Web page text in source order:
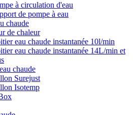
à circulation d'eau
de pompe à eau
chaude
de chaleur
eau chaude instantanée 10l/min
eau chaude instantanée 14L/min et
chaude
Surejust
Isotemp